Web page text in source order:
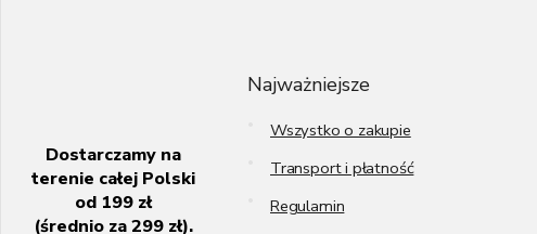
Dostarczamy na
terenie całej Polski
od 199 zł
(średnio za 299 zł).
Najważniejsze
Wszystko o zakupie
Transport i płatność
Regulamin